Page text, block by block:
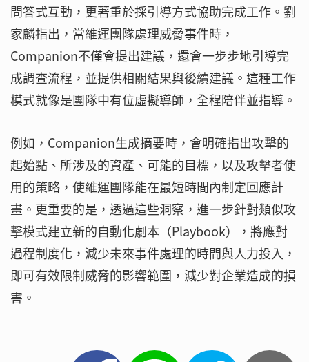
問答式互動，更著重於採引導方式協助完成工作。劉
家麟指出，當維運團隊處理威脅事件時，
Companion不僅會提出建議，還會一步步地引導完
成調查流程，並提供相關結果與後續建議。這種工作
模式就像是團隊中有位虛擬導師，全程陪伴並指導。
例如，Companion生成摘要時，會明確指出攻擊的
起始點、所涉及的資產、可能的目標，以及攻擊者使
用的策略，使維運團隊能在最短時間內制定回應計
畫。更重要的是，透過這些洞察，進一步針對類似攻
擊模式建立新的自動化劇本（Playbook），將應對
過程制度化，減少未來事件處理的時間與人力投入，
即可有效限制威脅的影響範圍，減少對企業造成的損
害。